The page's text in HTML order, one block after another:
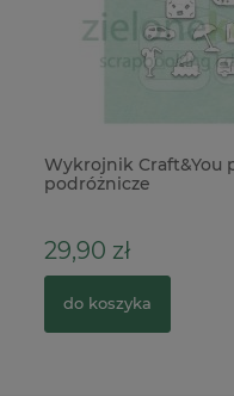
Wykrojnik Craft&You
podróżnicze
29,90 zł
do koszyka